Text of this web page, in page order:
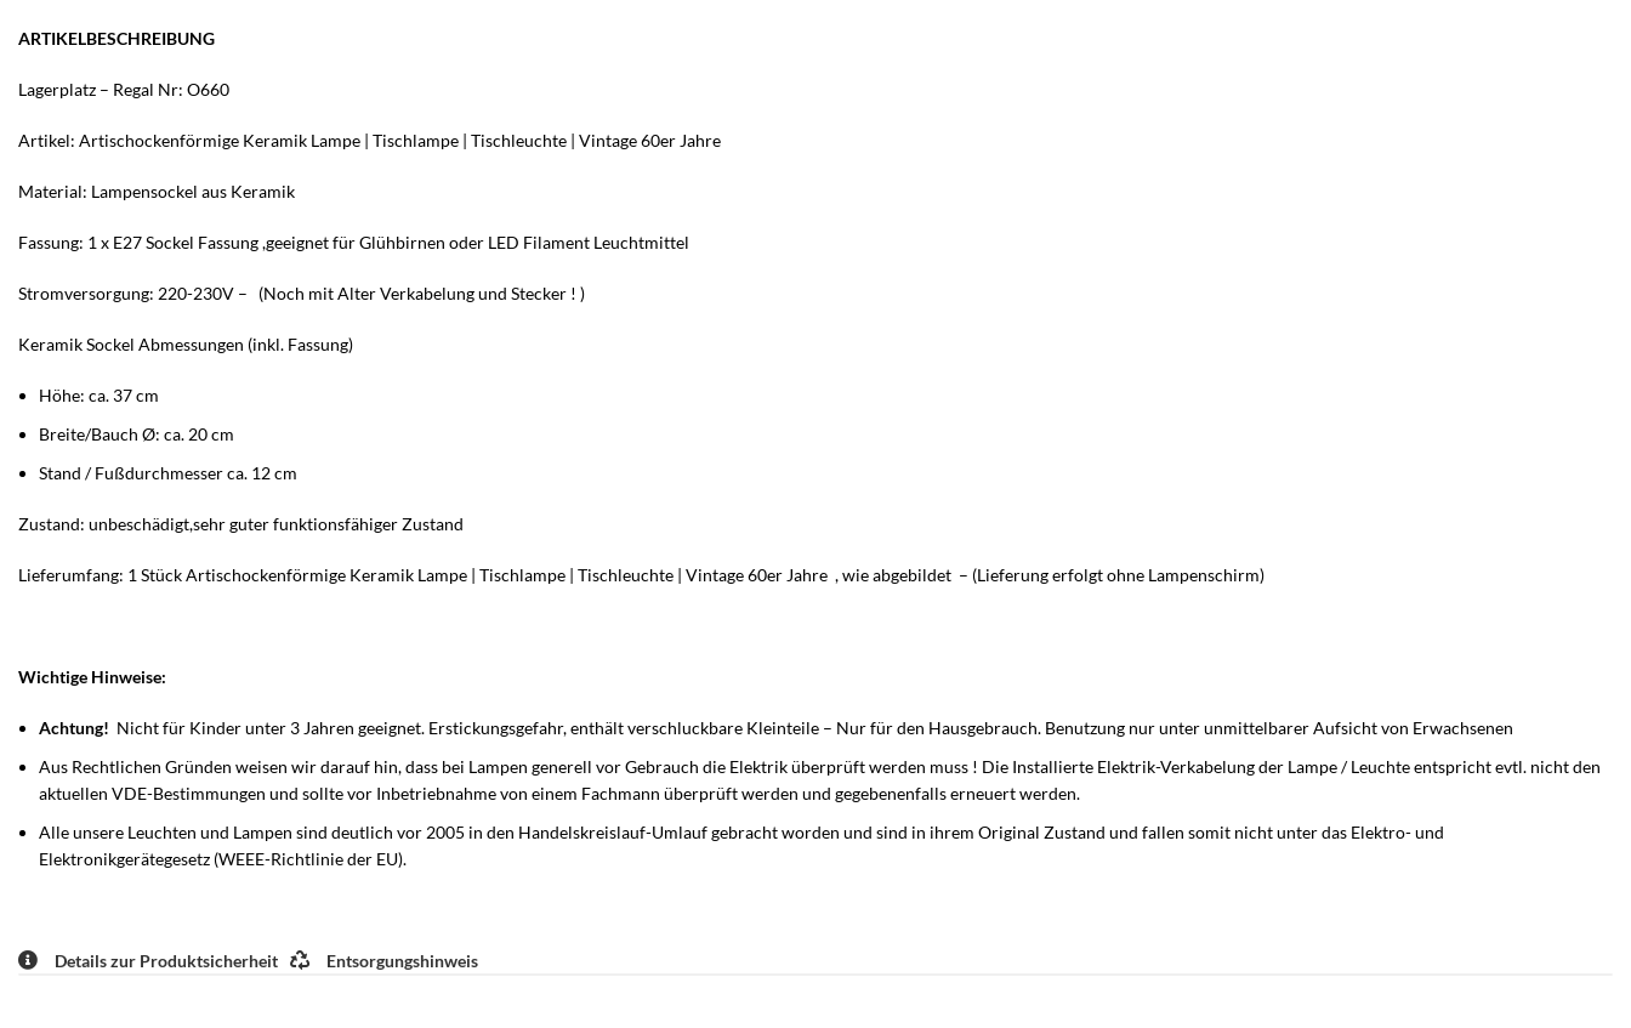
ARTIKELBESCHREIBUNG
Lagerplatz – Regal Nr: O660
Artikel: Artischockenförmige Keramik Lampe | Tischlampe | Tischleuchte | Vintage 60er Jahre
Material: Lampensockel aus Keramik
Fassung: 1 x E27 Sockel Fassung ,geeignet für Glühbirnen oder LED Filament Leuchtmittel
Stromversorgung: 220-230V – (Noch mit Alter Verkabelung und Stecker ! )
Keramik Sockel Abmessungen (inkl. Fassung)
Höhe: ca. 37 cm
Breite/Bauch Ø: ca. 20 cm
Stand / Fußdurchmesser ca. 12 cm
Zustand: unbeschädigt,sehr guter funktionsfähiger Zustand
Lieferumfang: 1 Stück Artischockenförmige Keramik Lampe | Tischlampe | Tischleuchte | Vintage 60er Jahre , wie abgebildet – (Lieferung erfolgt ohne Lampenschirm)
Wichtige Hinweise:
Achtung! Nicht für Kinder unter 3 Jahren geeignet. Erstickungsgefahr, enthält verschluckbare Kleinteile – Nur für den Hausgebrauch. Benutzung nur unter unmittelbarer Aufsicht von Erwachsenen
Aus Rechtlichen Gründen weisen wir darauf hin, dass bei Lampen generell vor Gebrauch die Elektrik überprüft werden muss ! Die Installierte Elektrik-Verkabelung der Lampe / Leuchte entspricht evtl. nicht den
aktuellen VDE-Bestimmungen und sollte vor Inbetriebnahme von einem Fachmann überprüft werden und gegebenenfalls erneuert werden.
Alle unsere Leuchten und Lampen sind deutlich vor 2005 in den Handelskreislauf-Umlauf gebracht worden und sind in ihrem Original Zustand und fallen somit nicht unter das Elektro- und
Elektronikgerätegesetz (WEEE-Richtlinie der EU).
Details zur Produktsicherheit Entsorgungshinweis